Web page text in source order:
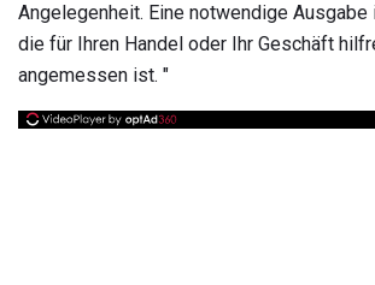
Angelegenheit. Eine notwendige
die für Ihren Handel oder Ihr Geschäft
angemessen ist. "